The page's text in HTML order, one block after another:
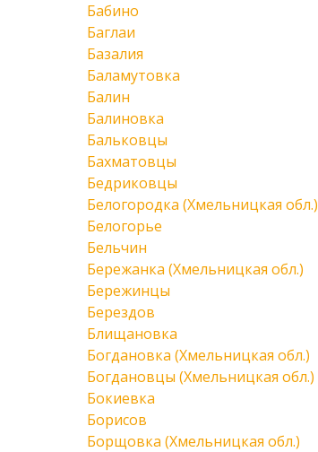
Бабино
Баглаи
Базалия
Баламутовка
Балин
Балиновка
Бальковцы
Бахматовцы
Бедриковцы
Белогородка (Хмельницкая обл.)
Белогорье
Бельчин
Бережанка (Хмельницкая обл.)
Бережинцы
Берездов
Блищановка
Богдановка (Хмельницкая обл.)
Богдановцы (Хмельницкая обл.)
Бокиевка
Борисов
Борщовка (Хмельницкая обл.)